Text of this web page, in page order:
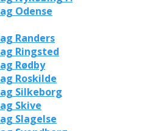
Odense
Randers
Ringsted
Rødby
Roskilde
Silkeborg
Skive
Slagelse